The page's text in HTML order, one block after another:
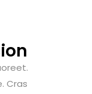
Cras